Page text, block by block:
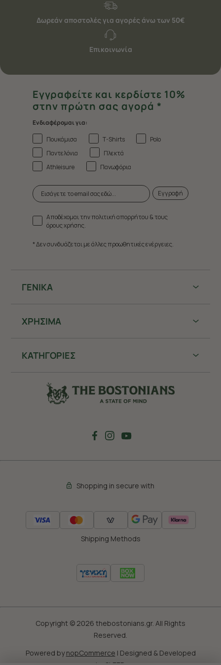
Δωρεάν αποστολές για αγορές άνω των 50€
Επικοινωνία
ΓΕΝΙΚΑ
ΧΡHΣΙΜΑ
ΚΑΤΗΓΟΡΙΕΣ
Εγγραφείτε και κερδίστε 10%
στην πρώτη σας αγορά *
Ενδιαφέρομαι για:
Πουκάμισα
T-Shirts
Polo
Παντελόνια
Πλεκτά
Athleisure
Πανωφόρια
Εγγραφή
Αποδέχομαι την πολιτική απορρήτου & τους
όρους χρήσης.
* Δεν συνδυάζεται με άλλες προωθητικές ενέργειες.
Shopping in secure with
Shipping Methods
Copyright © 2026 thebostonians.gr. All Rights
Reserved.
Powered bynopCommerce | Designed & Developed